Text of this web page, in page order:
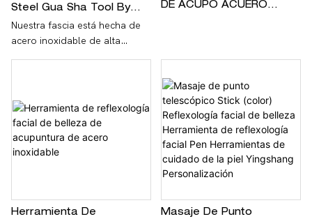
Steel Gua Sha Tool By
Yingshang Custom
Elegant Design- Crafted
Nuestra fascia está hecha de
acero inoxidable de alta
DE ACUPO ACUERO
Herramienta De
Masaje De Punto